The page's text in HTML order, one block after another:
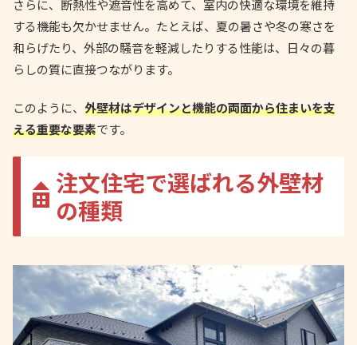
さらに、断熱性や遮音性を高めて、室内の快適な環境を維持
する機能も欠かせません。たとえば、夏の暑さや冬の寒さを
和らげたり、外部の騒音を軽減したりする性能は、日々の暮
らしの質に直接つながります。
このように、 外壁材はデザインと機能の両面から住まいを支
える重要な要素です。
注文住宅で選ばれる外壁材
の種類